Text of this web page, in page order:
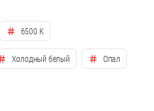
6500 K
Холодный белый Опал